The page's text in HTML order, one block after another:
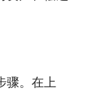
骤。在上